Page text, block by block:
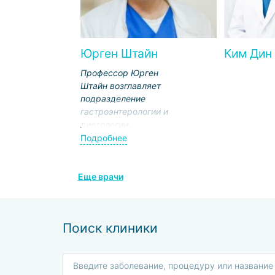
Юрген Штайн
Профессор Юрген
Штайн возглавляет
подразделение
гастроэнтерологии и
Франкфуртской
компетенции –
воспалительных,
метаболических
болезней:
Подробнее
Ким Дин
Еще врачи
Поиск клиники